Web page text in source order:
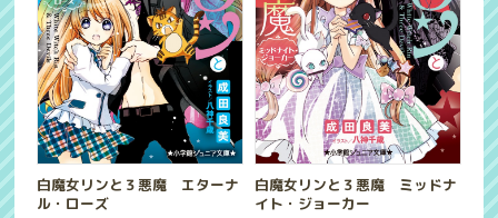
白魔女リンと３悪魔 エターナ
ル・ローズ
白魔女リンと３悪魔 ミッドナ
イト・ジョーカー